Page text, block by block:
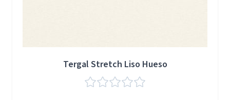
Tergal Stretch Liso Hueso